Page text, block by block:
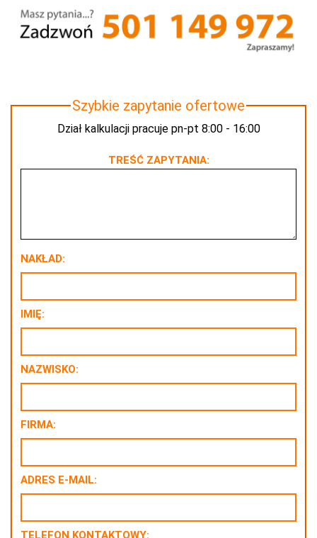
Szybkie zapytanie ofertowe
Dział kalkulacji pracuje pn-pt 8:00 - 16:00
TREŚĆ ZAPYTANIA:
NAKŁAD:
IMIĘ:
NAZWISKO:
FIRMA:
ADRES E-MAIL:
TELEFON KONTAKTOWY: